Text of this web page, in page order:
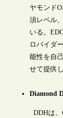
ヤモンド
須レベル
いる。
ロバイダ
能性を自
せて提供
Diamond
DDHは